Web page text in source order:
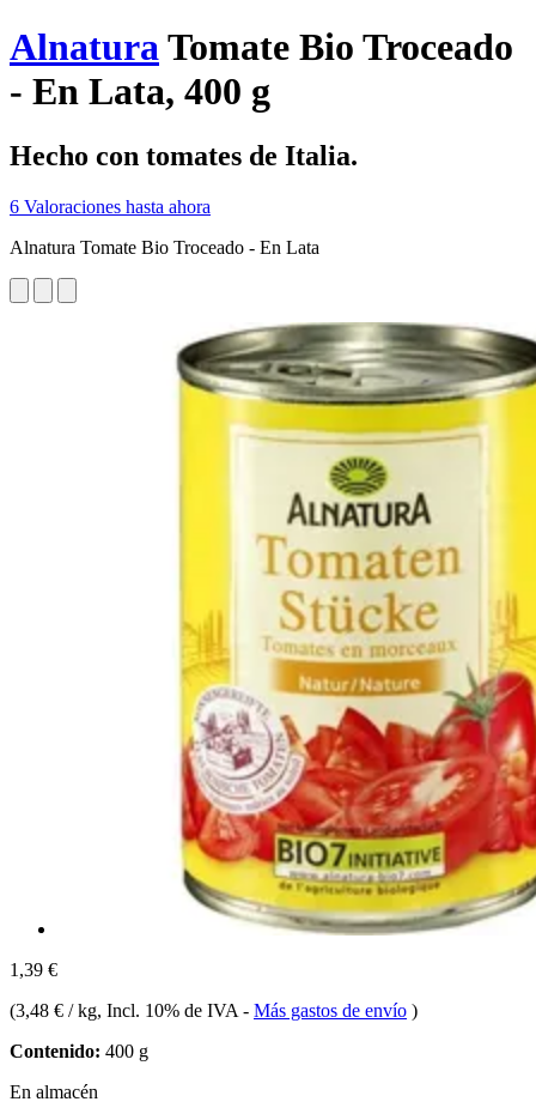
AlnaturaTomate Bio Troceado
- En Lata, 400 g
Hecho con tomates de Italia.
6 Valoraciones hasta ahora
Alnatura Tomate Bio Troceado - En Lata
1,39 €
(3,48 € / kg, Incl. 10% de IVA - Más gastos de envío )
Contenido: 400 g
En almacén